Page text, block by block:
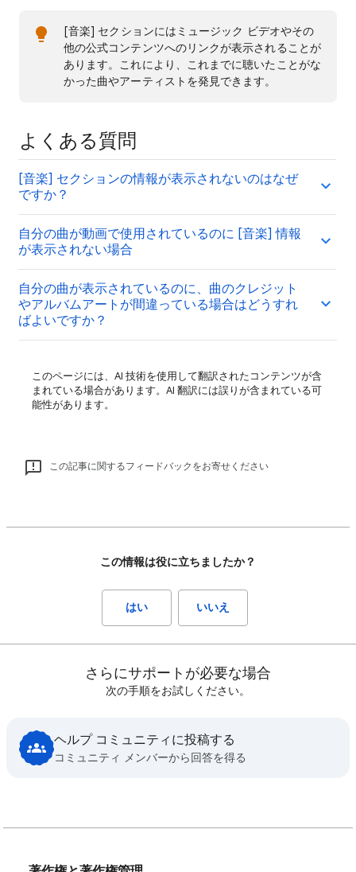
[音楽] セクションにはミュージック ビデオやその
他の公式コンテンツへのリンクが表示されることが
あります。これにより、これまでに聴いたことがな
かった曲やアーティストを発見できます。
よくある質問
[音楽] セクションの情報が表示されないのはなぜ
ですか？
自分の曲が動画で使用されているのに [音楽] 情報
が表示されない場合
自分の曲が表示されているのに、曲のクレジット
やアルバムアートが間違っている場合はどうすれ
ばよいですか？
このページには、AI 技術を使用して翻訳されたコンテンツが含
まれている場合があります。AI 翻訳には誤りが含まれている可
能性があります。
この記事に関するフィードバックをお寄せください
この情報は役に立ちましたか？
はい いいえ
さらにサポートが必要な場合
次の手順をお試しください。
ヘルプ コミュニティに投稿する
コミュニティ メンバーから回答を得る